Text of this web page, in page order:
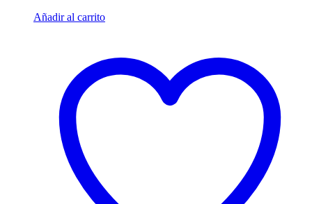
Añadir al carrito